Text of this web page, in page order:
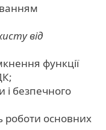
від
функції
і безпечного
основних